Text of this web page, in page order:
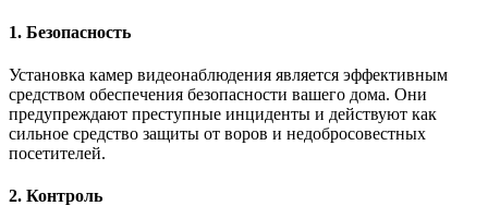
1. Безопасность
Установка камер видеонаблюдения является эффективным
средством обеспечения безопасности вашего дома. Они
предупреждают преступные инциденты и действуют как
сильное средство защиты от воров и недобросовестных
посетителей.
2. Контроль